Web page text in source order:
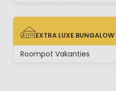
EXTRA LUXE BUNGALOW
EXTRA LUXE BUNGALOW
Roompot Vakanties